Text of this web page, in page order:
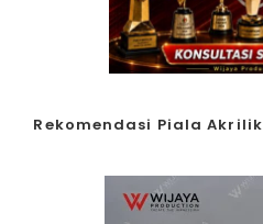
Rekomendasi Piala Akrilik